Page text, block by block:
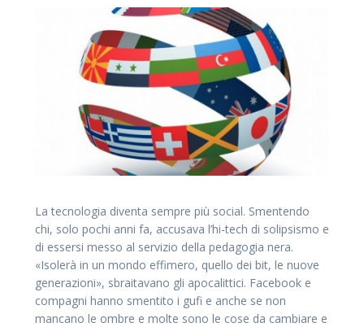
La tecnologia diventa sempre più social. Smentendo
chi, solo pochi anni fa, accusava l’hi-tech di solipsismo e
di essersi messo al servizio della pedagogia nera.
«Isolerà in un mondo effimero, quello dei bit, le nuove
generazioni», sbraitavano gli apocalittici. Facebook e
compagni hanno smentito i gufi e anche se non
mancano le ombre e molte sono le cose da cambiare e